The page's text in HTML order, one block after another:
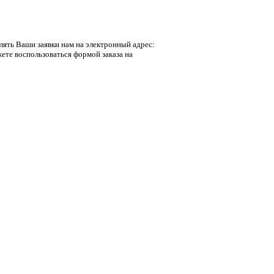
Ваши заявки нам на электронный адрес:
воспользоваться формой заказа на